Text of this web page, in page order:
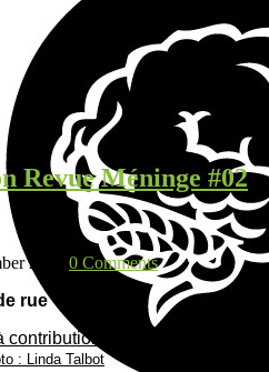
Revue Méninge #02
2014
0 Comments
rue
: Linda Talbot